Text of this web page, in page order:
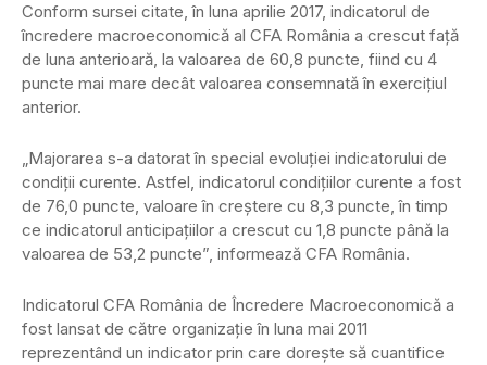
Conform sursei citate, în luna aprilie 2017, indicatorul de
încredere macroeconomică al CFA România a crescut faţă
de luna anterioară, la valoarea de 60,8 puncte, fiind cu 4
puncte mai mare decât valoarea consemnată în exerciţiul
anterior.
„Majorarea s-a datorat în special evoluţiei indicatorului de
condiţii curente. Astfel, indicatorul condiţiilor curente a fost
de 76,0 puncte, valoare în creştere cu 8,3 puncte, în timp
ce indicatorul anticipaţiilor a crescut cu 1,8 puncte până la
valoarea de 53,2 puncte”, informează CFA România.
Indicatorul CFA România de Încredere Macroeconomică a
fost lansat de către organizaţie în luna mai 2011
reprezentând un indicator prin care doreşte să cuantifice